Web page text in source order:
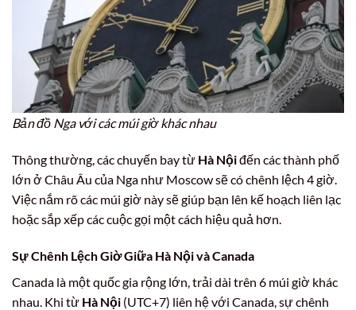
Bản đồ Nga với các múi giờ khác nhau
Thông thường, các chuyến bay từ Hà Nộiđến các thành phố
lớn ở Châu Âu của Nga như Moscow sẽ có chênh lệch 4 giờ.
Việc nắm rõ các múi giờ này sẽ giúp bạn lên kế hoạch liên lạc
hoặc sắp xếp các cuộc gọi một cách hiệu quả hơn.
Sự Chênh Lệch Giờ Giữa Hà Nội và Canada
Canada là một quốc gia rộng lớn, trải dài trên 6 múi giờ khác
nhau. Khi từ Hà Nội (UTC+7) liên hệ với Canada, sự chênh